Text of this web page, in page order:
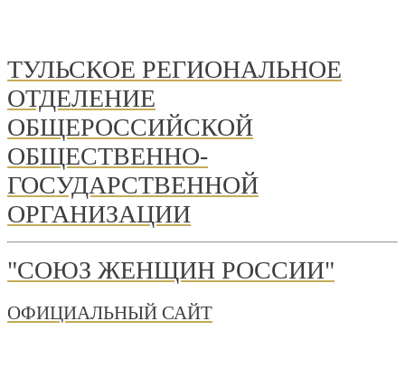
ТУЛЬСКОЕ РЕГИОНАЛЬНОЕ
ОТДЕЛЕНИЕ
ОБЩЕРОССИЙСКОЙ
ОБЩЕСТВЕННО-
ГОСУДАРСТВЕННОЙ
ОРГАНИЗАЦИИ
"СОЮЗ ЖЕНЩИН РОССИИ"
ОФИЦИАЛЬНЫЙ САЙТ